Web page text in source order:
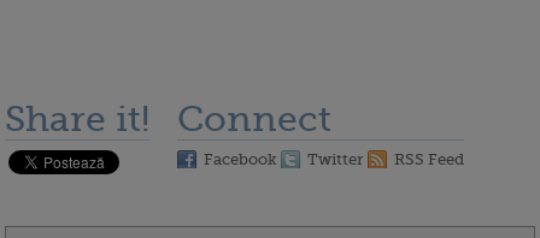
Share it! Connect
Facebook Twitter RSS Feed